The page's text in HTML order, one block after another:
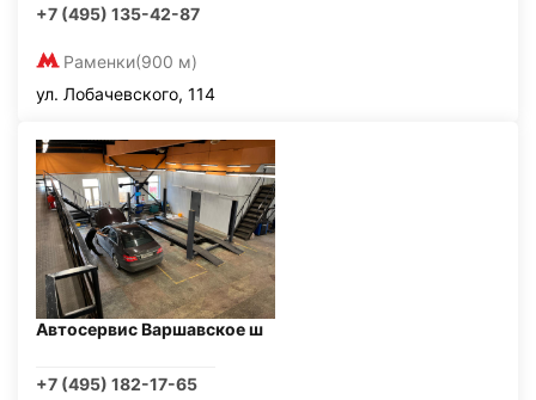
+7 (495) 135-42-87
Раменки(900 м)
ул. Лобачевского, 114
Автосервис Варшавское ш
+7 (495) 182-17-65